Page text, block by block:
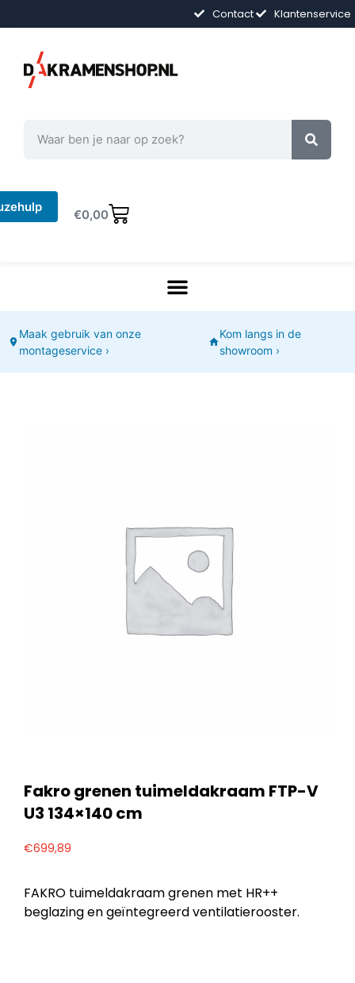
Contact Klantenservice
€0,00
Maak gebruik van onze
montageservice ›
Kom langs in de
showroom ›
Fakro grenen tuimeldakraam FTP-V
U3 134×140 cm
€699,89
FAKRO tuimeldakraam grenen met HR++
beglazing en geïntegreerd ventilatierooster.